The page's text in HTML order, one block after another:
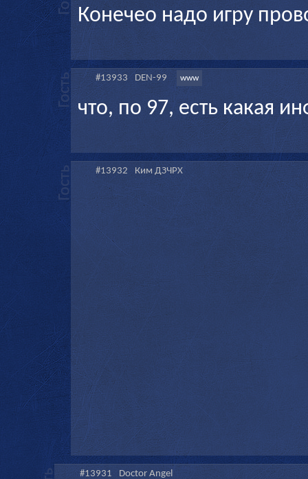
Конечео надо игру
#13933 DEN-99 www
что, по 97, есть какая
#13932 Ким ДЗЧРХ
#13931 Doctor Angel